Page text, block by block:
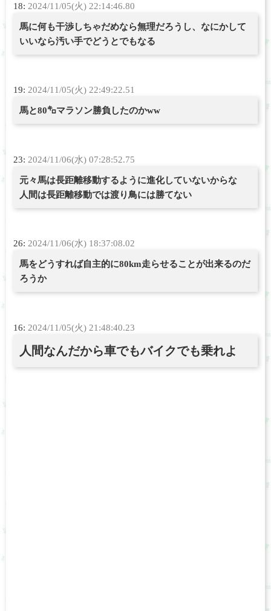
18: 2024/11/05(火) 22:14:46.80
馬に何も干渉しちゃだめなら無理だろうし、なにかして
いいなら汚い手でどうとでもなる
19: 2024/11/05(火) 22:49:22.51
馬と80㌔マラソン勝負したのかww
23: 2024/11/06(水) 07:28:52.75
元々馬は長距離移動するように進化していないからな
人間は長距離移動では渡り鳥には勝てない
26: 2024/11/06(水) 18:37:08.02
馬をどうすれば自主的に80km走らせることが出来るのだ
ろうか
16: 2024/11/05(火) 21:48:40.23
人間なんだから車でもバイクでも乗れよ